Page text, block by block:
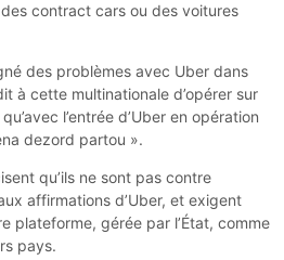
contract cars ou des voitures
des problèmes avec Uber dans
à cette multinationale d’opérer sur
l’entrée d’Uber en opération
dezord partou ».
qu’ils ne sont pas contre
affirmations d’Uber, et exigent
plateforme, gérée par l’État, comme
pays.